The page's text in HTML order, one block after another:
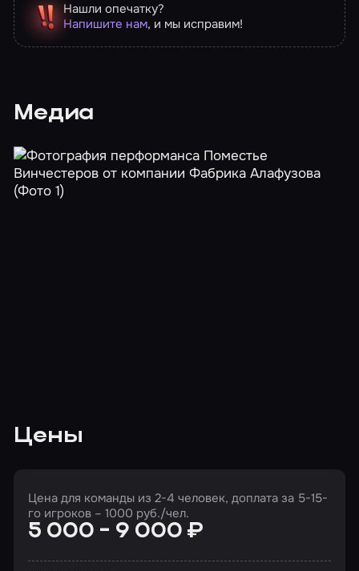
Нашли опечатку?
Напишите нам, и мы исправим!
Медиа
Цены
Цена для команды из 2-4 человек, доплата за 5-15-
го игроков – 1000 руб./чел.
5 000 - 9 000 ₽